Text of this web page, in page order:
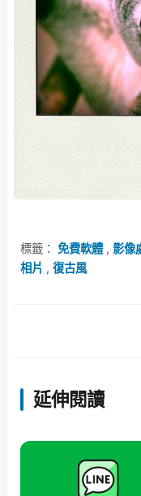
標籤： 免費軟體, 影像
相片 , 復古風
延伸閱讀